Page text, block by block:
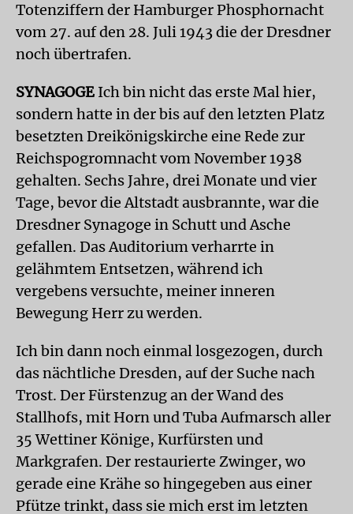
Totenziffern der Hamburger Phosphornacht
vom 27. auf den 28. Juli 1943 die der Dresdner
noch übertrafen.
SYNAGOGE Ich bin nicht das erste Mal hier,
sondern hatte in der bis auf den letzten Platz
besetzten Dreikönigskirche eine Rede zur
Reichspogromnacht vom November 1938
gehalten. Sechs Jahre, drei Monate und vier
Tage, bevor die Altstadt ausbrannte, war die
Dresdner Synagoge in Schutt und Asche
gefallen. Das Auditorium verharrte in
gelähmtem Entsetzen, während ich
vergebens versuchte, meiner inneren
Bewegung Herr zu werden.
Ich bin dann noch einmal losgezogen, durch
das nächtliche Dresden, auf der Suche nach
Trost. Der Fürstenzug an der Wand des
Stallhofs, mit Horn und Tuba Aufmarsch aller
35 Wettiner Könige, Kurfürsten und
Markgrafen. Der restaurierte Zwinger, wo
gerade eine Krähe so hingegeben aus einer
Pfütze trinkt, dass sie mich erst im letzten